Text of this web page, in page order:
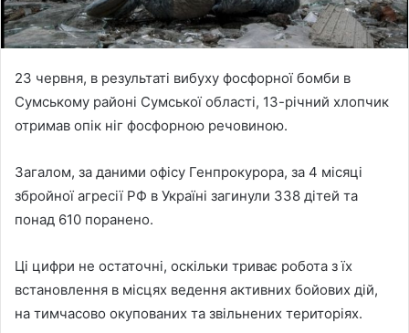
23 червня, в результаті вибуху фосфорної бомби в
Сумському районі Сумської області, 13-річний хлопчик
отримав опік ніг фосфорною речовиною.
Загалом, за даними офісу Генпрокурора, за 4 місяці
збройної агресії РФ в Україні загинули 338 дітей та
понад 610 поранено.
Ці цифри не остаточні, оскільки триває робота з їх
встановлення в місцях ведення активних бойових дій,
на тимчасово окупованих та звільнених територіях.